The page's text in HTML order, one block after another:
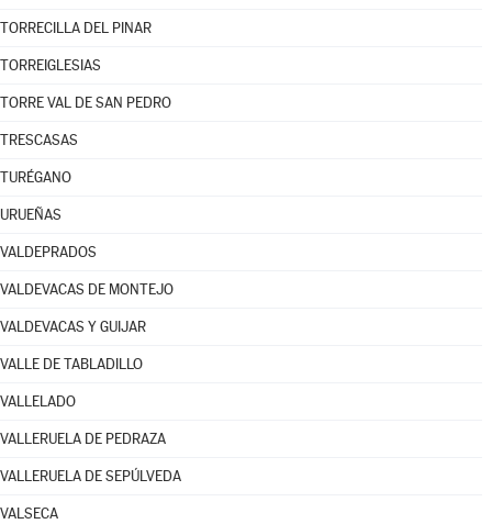
TORRECILLA DEL PINAR
TORREIGLESIAS
TORRE VAL DE SAN PEDRO
TRESCASAS
TURÉGANO
URUEÑAS
VALDEPRADOS
VALDEVACAS DE MONTEJO
VALDEVACAS Y GUIJAR
VALLE DE TABLADILLO
VALLELADO
VALLERUELA DE PEDRAZA
VALLERUELA DE SEPÚLVEDA
VALSECA